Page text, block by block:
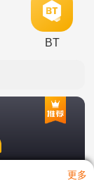
BT
更多